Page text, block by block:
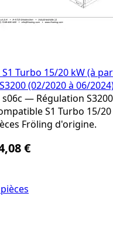
Turbo 15/20 kW (à
(02/2020 à 06/
— Régulation
S1 Turbo 15/
Fröling d'origine.
€